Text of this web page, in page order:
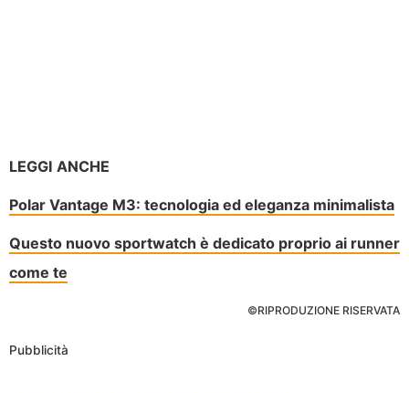
LEGGI ANCHE
Polar Vantage M3: tecnologia ed eleganza minimalista
Questo nuovo sportwatch è dedicato proprio ai runner
come te
©RIPRODUZIONE RISERVATA
Pubblicità